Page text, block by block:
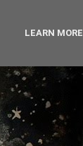
LEARN MORE